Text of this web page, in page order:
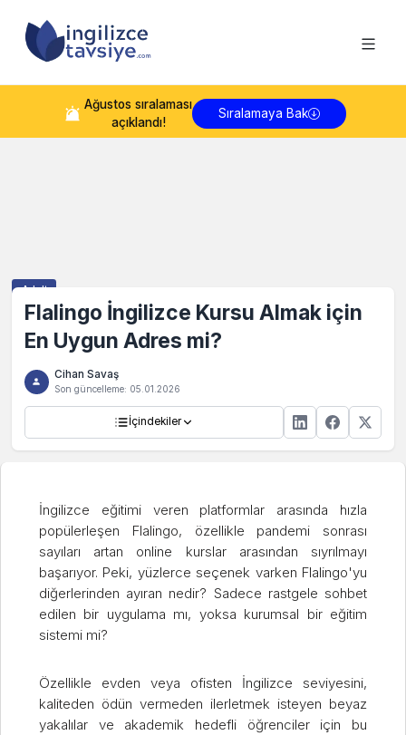
Ağustos sıralaması
açıklandı!
Sıralamaya Bak
Adult
Flalingo İngilizce Kursu Almak için
En Uygun Adres mi?
Cihan Savaş
Son güncelleme: 05.01.2026
İçindekiler
İngilizce eğitimi veren platformlar arasında hızla
popülerleşen Flalingo, özellikle pandemi sonrası
sayıları artan online kurslar arasından sıyrılmayı
başarıyor. Peki, yüzlerce seçenek varken Flalingo'yu
diğerlerinden ayıran nedir? Sadece rastgele sohbet
edilen bir uygulama mı, yoksa kurumsal bir eğitim
sistemi mi?
Özellikle evden veya ofisten İngilizce seviyesini,
kaliteden ödün vermeden ilerletmek isteyen beyaz
yakalılar ve akademik hedefli öğrenciler için bu